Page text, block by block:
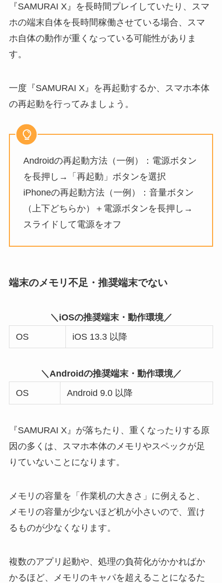
『SAMURAI X』を長時間プレイしていたり、スマ
ホの端末自体を長時間稼働させている場合、スマ
ホ自体の動作が重くなっている可能性がありま
す。
一度『SAMURAI X』を再起動するか、スマホ本体
の再起動を行ってみましょう。
Androidの再起動方法（一例）：電源ボタン
を長押し→「再起動」ボタンを選択
iPhoneの再起動方法（一例）：音量ボタン
（上下どちらか）＋電源ボタンを長押し→
スライドして電源をオフ
端末のメモリ不足・推奨端末でない
＼iOSの推奨端末・動作環境／
OS
iOS 13.3 以降
＼Androidの推奨端末・動作環境／
OS
Android 9.0 以降
『SAMURAI X』が落ちたり、重くなったりする原
因の多くは、スマホ本体のメモリやスペックが足
りていないことになります。
メモリの容量を「作業机の大きさ」に例えると、
メモリの容量が少ないほど机が小さいので、置け
るものが少なくなります。
複数のアプリ起動や、処理の負荷化がかかればか
かるほど、メモリのキャパを超えることになるた